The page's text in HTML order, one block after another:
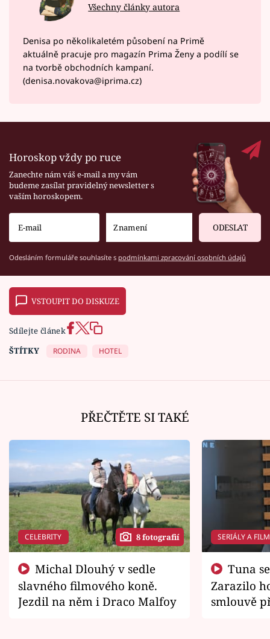
Všechny články autora
Denisa po několikaletém působení na Primě
aktuálně pracuje pro magazín Prima Ženy a podílí se
na tvorbě obchodních kampaní.
(denisa.novakova@iprima.cz)
Horoskop vždy po ruce
Zanechte nám váš e-mail a my vám
budeme zasílat pravidelný newsletter s
vaším horoskopem.
ODESLAT
Odesláním formuláře souhlasíte s podmínkami zpracování osobních údajů
VSTOUPIT DO DISKUZE
Sdílejte článek
ŠTÍTKY
RODINA HOTEL
PŘEČTĚTE SI TAKÉ
CELEBRITY 8 fotografií
slavného filmového koně.
Jezdil na něm i Draco Malfoy
SERIÁLY A
Zarazilo
smlouvě